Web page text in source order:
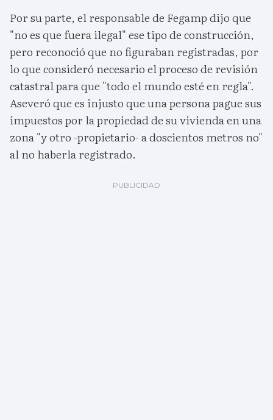
Por su parte, el responsable de Fegamp dijo que
"no es que fuera ilegal" ese tipo de construcción,
pero reconoció que no figuraban registradas, por
lo que consideró necesario el proceso de revisión
catastral para que "todo el mundo esté en regla".
Aseveró que es injusto que una persona pague sus
impuestos por la propiedad de su vivienda en una
zona "y otro -propietario- a doscientos metros no"
al no haberla registrado.